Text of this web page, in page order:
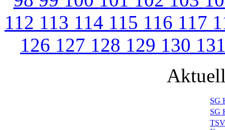
112 113 114 115 116 117
126 127 128 129 130
SG
SG